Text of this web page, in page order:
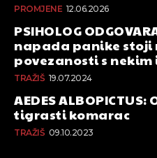
PROMJENE 12.06.2026
PSIHOLOG
napada panike
povezanosti s
TRAŽIŠ 19.07.2024
AEDES
tigrasti komarac
TRAŽIŠ 09.10.2023